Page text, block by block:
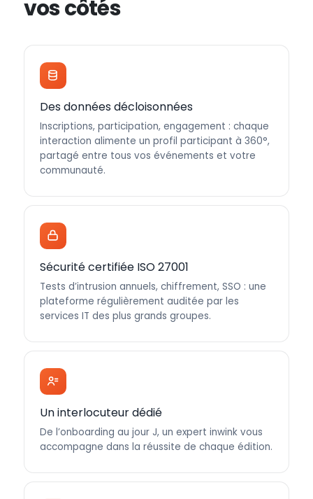
vos côtés
Des données décloisonnées
Inscriptions, participation, engagement : chaque
interaction alimente un profil participant à 360°,
partagé entre tous vos événements et votre
communauté.
Sécurité certifiée ISO 27001
Tests d’intrusion annuels, chiffrement, SSO : une
plateforme régulièrement auditée par les
services IT des plus grands groupes.
Un interlocuteur dédié
De l’onboarding au jour J, un expert inwink vous
accompagne dans la réussite de chaque édition.